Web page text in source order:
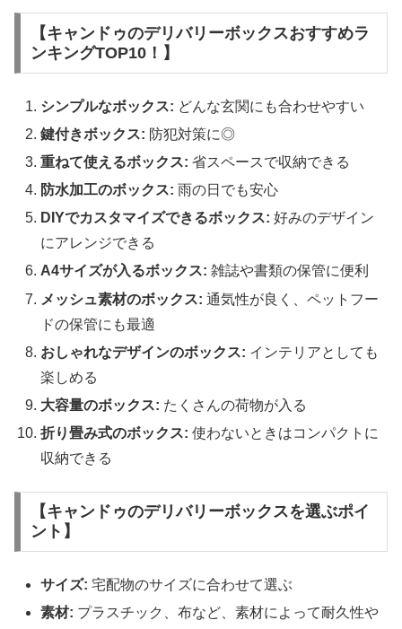
【キャンドゥのデリバリーボックスおすすめラ
ンキングTOP10！】
シンプルなボックス: どんな玄関にも合わせやすい
鍵付きボックス: 防犯対策に◎
重ねて使えるボックス: 省スペースで収納できる
防水加工のボックス: 雨の日でも安心
DIYでカスタマイズできるボックス: 好みのデザイン
にアレンジできる
A4サイズが入るボックス: 雑誌や書類の保管に便利
メッシュ素材のボックス: 通気性が良く、ペットフー
ドの保管にも最適
おしゃれなデザインのボックス: インテリアとしても
楽しめる
大容量のボックス: たくさんの荷物が入る
折り畳み式のボックス: 使わないときはコンパクトに
収納できる
【キャンドゥのデリバリーボックスを選ぶポイ
ント】
サイズ: 宅配物のサイズに合わせて選ぶ
素材: プラスチック、布など、素材によって耐久性や